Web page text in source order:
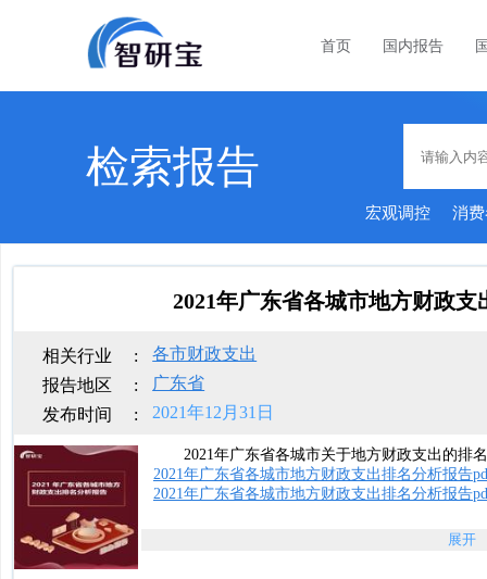
首页 国内报告
检索报告
宏观调控 消
2021年广东省各城市地方财政支
相关行业 :
各市财政支出
报告地区
:
广东省
发布时间
: 2021年12月31日
2021年广东省各城市关于地方财政支出的排
2021年广东省各城市地方财政支出排名分析报告
2021年广东省各城市地方财政支出排名分析报告
展开